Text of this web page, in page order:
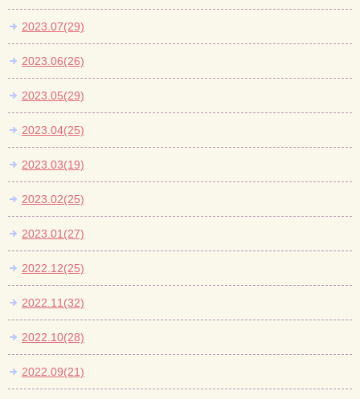
2023.07(29)
2023.06(26)
2023.05(29)
2023.04(25)
2023.03(19)
2023.02(25)
2023.01(27)
2022.12(25)
2022.11(32)
2022.10(28)
2022.09(21)